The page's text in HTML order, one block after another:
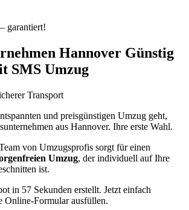
garantiert!
Hannover Günstig
SMS Umzug
Transport
und preisgünstigen Umzug geht,
aus Hannover. Ihre erste Wahl.
von Umzugsprofis sorgt für einen
Umzug, der individuell auf Ihre
ist.
in 57 Sekunden erstellt. Jetzt einfach
Online-Formular ausfüllen.